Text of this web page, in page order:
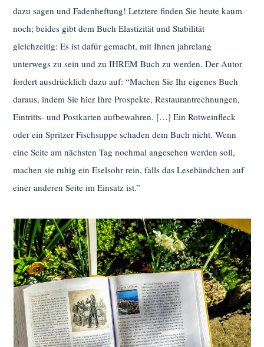
dazu sagen und Fadenheftung! Letztere finden Sie heute kaum
noch; beides gibt dem Buch Elastizität und Stabilität
gleichzeitig: Es ist dafür gemacht, mit Ihnen jahrelang
unterwegs zu sein und zu IHREM Buch zu werden. Der Autor
fordert ausdrücklich dazu auf: “Machen Sie Ihr eigenes Buch
daraus, indem Sie hier Ihre Prospekte, Restaurantrechnungen,
Eintritts- und Postkarten aufbewahren. […] Ein Rotweinfleck
oder ein Spritzer Fischsuppe schaden dem Buch nicht. Wenn
eine Seite am nächsten Tag nochmal angesehen werden soll,
machen sie ruhig ein Eselsohr rein, falls das Lesebändchen auf
einer anderen Seite im Einsatz ist.”